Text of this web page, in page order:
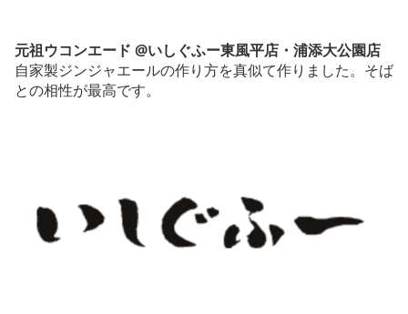
元祖ウコンエード @いしぐふー東風平店・浦添大公園店
自家製ジンジャエールの作り方を真似て作りました。そば
との相性が最高です。